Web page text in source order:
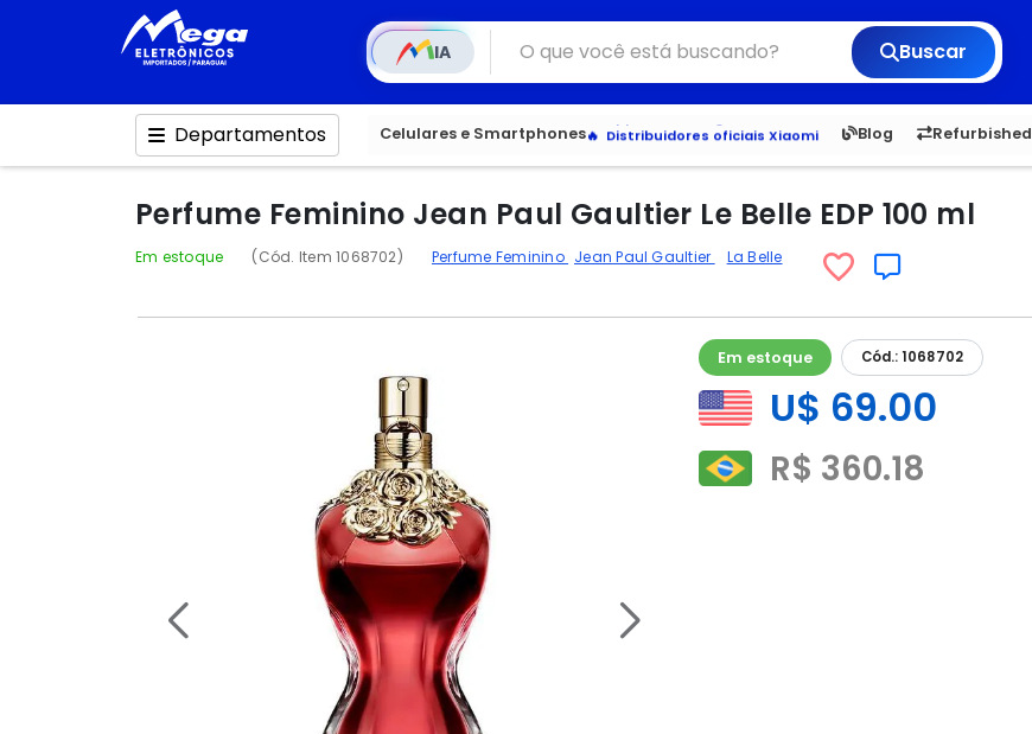
IA Buscar
Departamentos Celulares e Smartphones
Veja os Lançamentos
Distribuidores oficiais Xiaomi
Blog Refurbished
6,050 5.22 1,900
Perfume Feminino Jean Paul Gaultier Le Belle EDP 100 ml
Em estoque (Cód. Item 1068702) Perfume Feminino Jean Paul Gaultier La Belle
Em estoque Cód.: 1068702
U$ 69.00
R$ 360.18